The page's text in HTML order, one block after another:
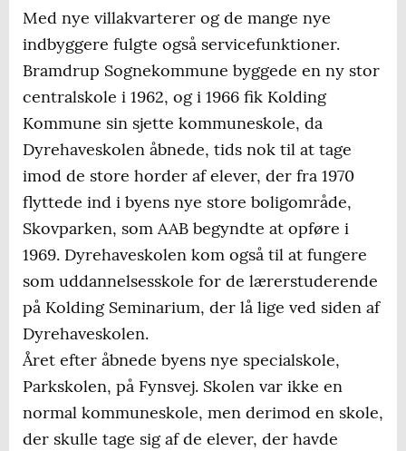
Med nye villakvarterer og de mange nye
indbyggere fulgte også servicefunktioner.
Bramdrup Sognekommune byggede en ny stor
centralskole i 1962, og i 1966 fik Kolding
Kommune sin sjette kommuneskole, da
Dyrehaveskolen åbnede, tids nok til at tage
imod de store horder af elever, der fra 1970
flyttede ind i byens nye store boligområde,
Skovparken, som AAB begyndte at opføre i
1969. Dyrehaveskolen kom også til at fungere
som uddannelsesskole for de lærerstuderende
på Kolding Seminarium, der lå lige ved siden af
Dyrehaveskolen.
Året efter åbnede byens nye specialskole,
Parkskolen, på Fynsvej. Skolen var ikke en
normal kommuneskole, men derimod en skole,
der skulle tage sig af de elever, der havde